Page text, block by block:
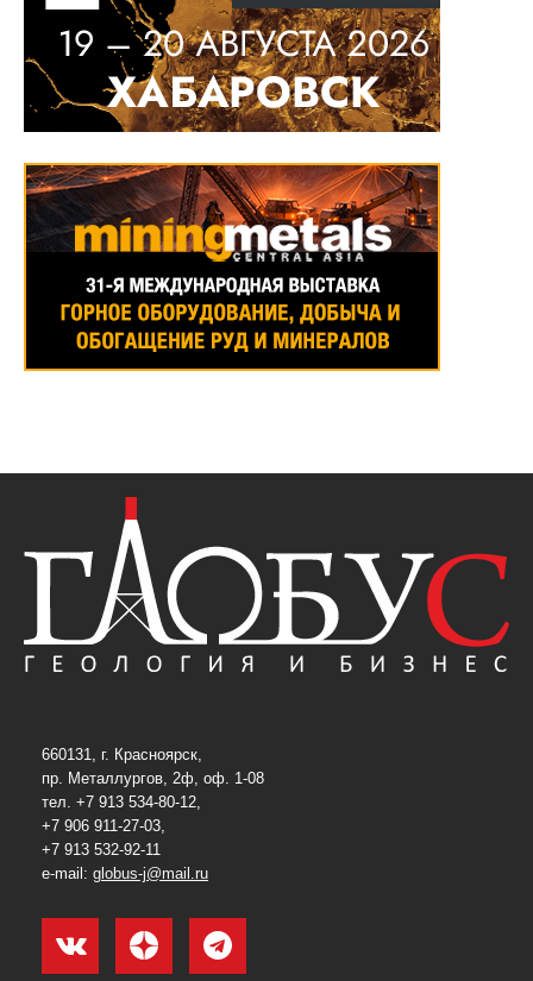
660131, г. Красноярск,
пр. Металлургов, 2ф, оф. 1-08
тел. +7 913 534-80-12,
+7 906 911-27-03,
+7 913 532-92-11
e-mail: globus-j@mail.ru